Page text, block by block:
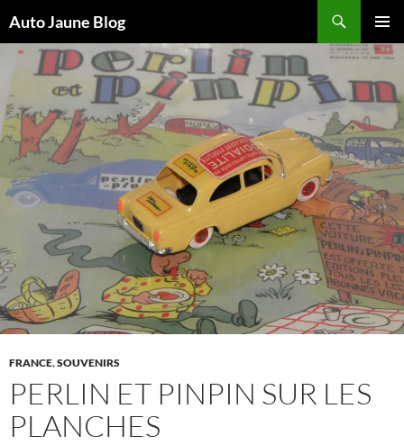
Auto Jaune Blog
MENU
AU
CONTENU
FRANCE,SOUVENIRS
PERLIN ET PINPIN SUR LES
PLANCHES